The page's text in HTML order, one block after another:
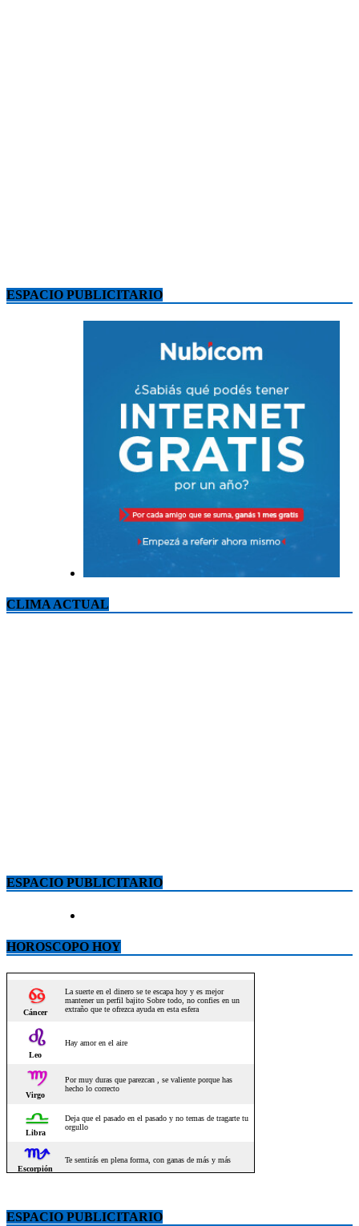
ESPACIO PUBLICITARIO
CLIMA ACTUAL
ESPACIO PUBLICITARIO
HOROSCOPO HOY
ESPACIO PUBLICITARIO